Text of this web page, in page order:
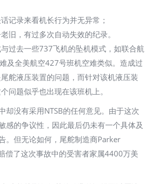
记录来看机长行为并无异常；
旧，有过多次自动失效的纪录。
过去一些737飞机的坠机模式，如联合航
及全美航空427号班机空难类似。造成过
舵液压装置的问题，而针对该机液压装
问题似乎也出现在该班机上。
却没有采用NTSB的任何意见。由于这次
感的争议性，因此最后仍未有一个具体及
。但无论如何，尾舵制造商Parker
偿了这次事故中的受害者家属4400万美